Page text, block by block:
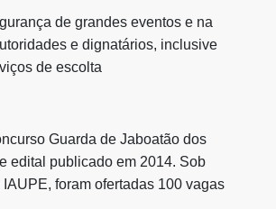
de grandes eventos e na
e dignatários, inclusive
de escolta
Guarda de Jaboatão dos
edital publicado em 2014. Sob
foram ofertadas 100 vagas